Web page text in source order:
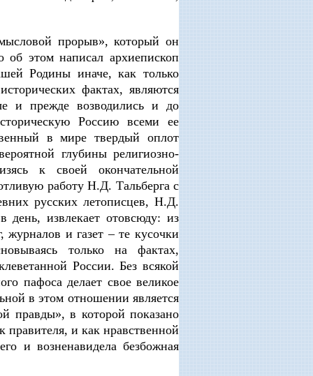
прорыв», который он
этом написал архиепископ
Родины иначе, как только
фактах, являются
и прежде возводились и до
Россию всеми ее
в мире твердый оплот
глубины религиозно-
к своей окончательной
работу Н.Д. Тальберга с
русских летописцев, Н.Д.
извлекает отовсюду: из
и газет – те кусочки
только на фактах,
России. Без всякой
пафоса делает свое великое
в этом отношении является
правды», в которой показано
правителя, и как нравственной
и возненавидела безбожная